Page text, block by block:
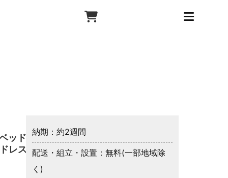
ッドフ
レスト
納期：約2週間
配送・組立・設置：無料(一部地域除
く)